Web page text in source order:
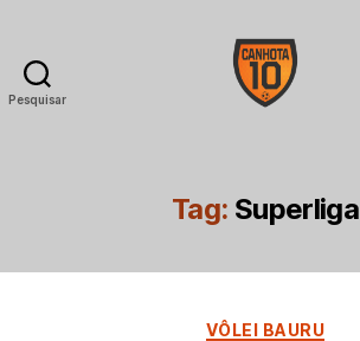
Pesquisar
Tag: Superliga
Categorias
VÔLEI BAURU